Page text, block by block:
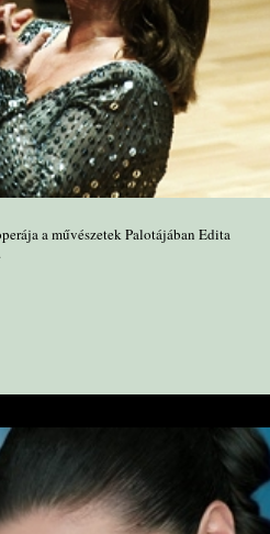
a művészetek Palotájában Edita